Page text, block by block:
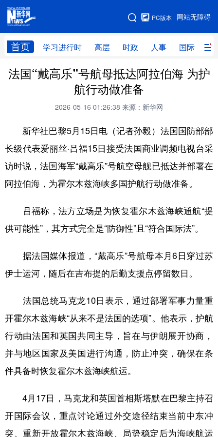
网站无障碍
PC版本
首页 学习进行时 高层 时政 人事 国际 财
网站地图
学习进行时 高层 时政 人事
财经 网评
科技 科创 量子 体育
文化 书画 健康 军事
食品 人居 信息化 数字经济
城市 旅游 能源 会展
彩票 娱乐 时尚 悦读
公益 一带一路 亚太网 上市公司
文化产业
地方频道
北京 天津 河北
辽宁 吉林 上海 江苏
浙江 安徽 福建 江西
法国“戴高乐”号航母抵达阿拉伯海 为护
航行动做准备
2026-05-16 01:26:38 来源：新华网
新华社巴黎5月15日电（记者孙毅）法国国防部部
长级代表爱丽丝·吕福15日接受法国商业调频电视台采
访时说，法国海军“戴高乐”号航空母舰已抵达并部署在
阿拉伯海，为霍尔木兹海峡多国护航行动做准备。
吕福称，法方立场是为恢复霍尔木兹海峡通航“提
供可能性”，其方式完全是“防御性”且“符合国际法”。
据法国媒体报道，“戴高乐”号航母本月6日穿过苏
伊士运河，随后在吉布提的后勤支援点停留数日。
法国总统马克龙10日表示，通过部署军事力量重
开霍尔木兹海峡“从来不是法国的选项”。他表示，护航
行动由法国和英国共同主导，旨在与伊朗展开协商，
并与地区国家及美国进行沟通，防止冲突，确保在条
件具备时恢复霍尔木兹海峡航运。
4月17日，马克龙和英国首相斯塔默在巴黎主持召
开国际会议，重点讨论通过外交途径结束当前中东冲
突、重新开放霍尔木兹海峡、局势稳定后为海峡航运